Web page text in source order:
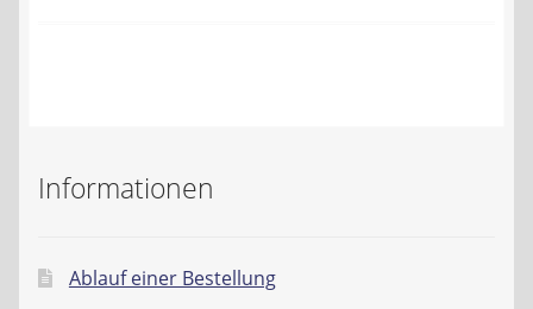
Datenschutzerklärung
Impressum
Informationen
Ablauf einer Bestellung